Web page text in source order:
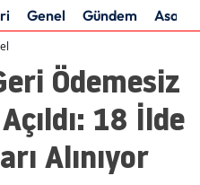
Genel Gündem Asayiş
Ödemesiz
18 İlde
Alınıyor